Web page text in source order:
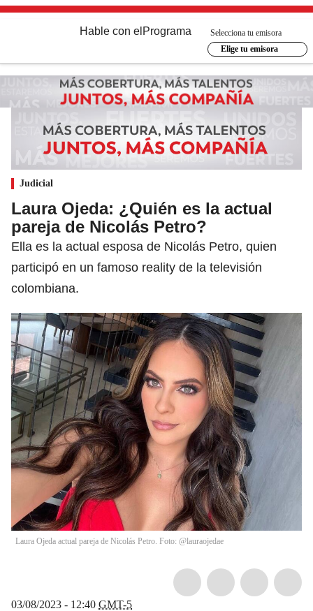
Hable con el Programa
Selecciona tu emisora
Elige tu emisora
Judicial
Laura Ojeda: ¿Quién es la actual
pareja de Nicolás Petro?
Ella es la actual esposa de Nicolás Petro, quien
participó en un famoso reality de la televisión
colombiana.
Laura Ojeda actual pareja de Nicolás Petro. Foto: @lauraojedae
03/08/2023 - 12:40 GMT-5